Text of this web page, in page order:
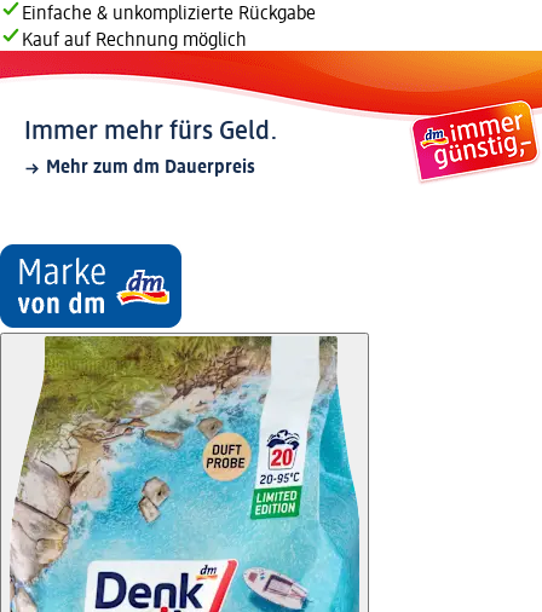
Einfache & unkomplizierte Rückgabe
Kauf auf Rechnung möglich
Immer mehr fürs Geld.
Mehr zum dm Dauerpreis